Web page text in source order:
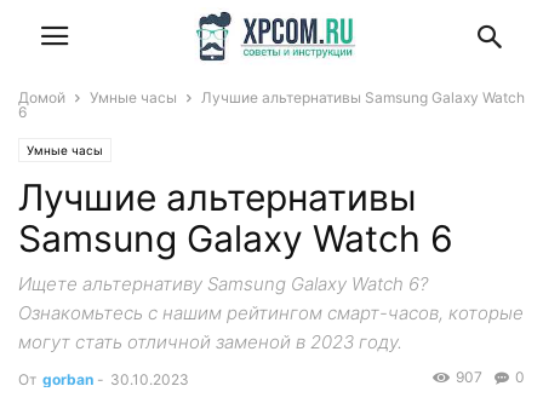
Домой Умные часы
Лучшие альтернативы Samsung Galaxy Watch
6
Умные часы
Лучшие альтернативы
Samsung Galaxy Watch 6
Ищете альтернативу Samsung Galaxy Watch 6?
Ознакомьтесь с нашим рейтингом смарт-часов, которые
могут стать отличной заменой в 2023 году.
От gorban - 30.10.2023 0
907